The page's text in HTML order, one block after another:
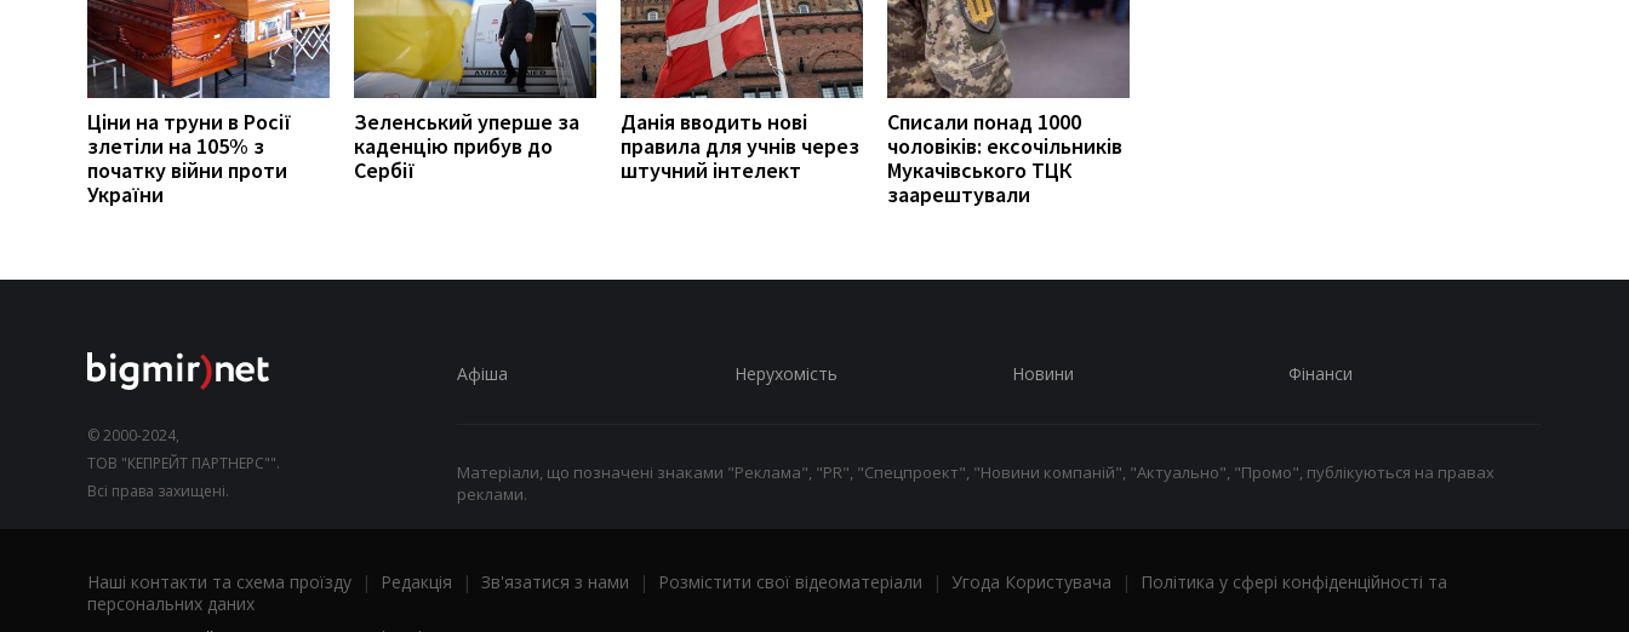
Ціни на труни в Росії
злетіли на 105% з
початку війни проти
України
Зеленський уперше за
каденцію прибув до
Сербії
Данія вводить нові
правила для учнів через
штучний інтелект
Списали понад 1000
чоловіків: ексочільників
Мукачівського ТЦК
заарештували
© 2000-2024,
ТОВ "КЕПРЕЙТ ПАРТНЕРС"".
Всі права захищені.
Афіша Нерухомість Новини Фінанси
Матеріали, що позначені знаками "Реклама", "PR", "Спецпроект", "Новини компаній", "Актуально", "Промо", публікуються на правах
реклами.
Наші контакти та схема проїзду | Редакція | Зв'язатися з нами | Розмістити свої відеоматеріали | Угода Користувача |
Політика у сфері конфіденційності та
персональних даних